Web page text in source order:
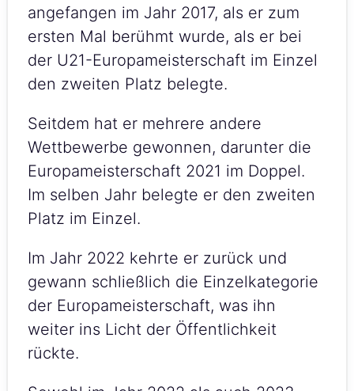
angefangen im Jahr 2017, als er zum
ersten Mal berühmt wurde, als er bei
der U21-Europameisterschaft im Einzel
den zweiten Platz belegte.
Seitdem hat er mehrere andere
Wettbewerbe gewonnen, darunter die
Europameisterschaft 2021 im Doppel.
Im selben Jahr belegte er den zweiten
Platz im Einzel.
Im Jahr 2022 kehrte er zurück und
gewann schließlich die Einzelkategorie
der Europameisterschaft, was ihn
weiter ins Licht der Öffentlichkeit
rückte.